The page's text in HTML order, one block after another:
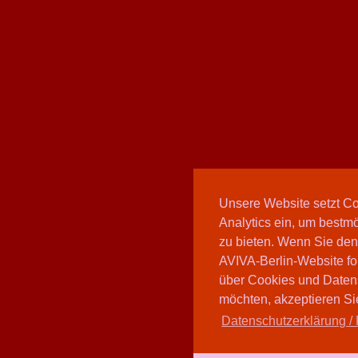
Unsere Website setzt
Analytics ein, um
zu bieten. Wenn Sie
AVIVA-Berlin-Website
über Cookies und
möchten, akzeptieren
Datenschutzerklärung /